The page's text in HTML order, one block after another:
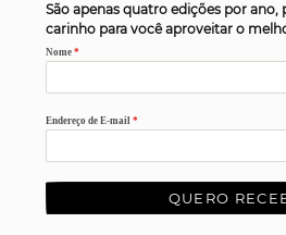
São apenas quatro edições por ano,
carinho para você aproveitar o
Nome*
Endereço de E-mail*
QUERO
recolhimento por aqui. Como
âmbito familiar e profissional
bastante conturbados e